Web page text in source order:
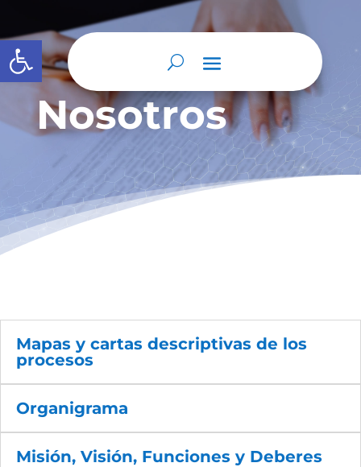
Abrir barra de herramientas
Nosotros
Mapas y cartas descriptivas de los
procesos
Organigrama
Misión, Visión, Funciones y Deberes